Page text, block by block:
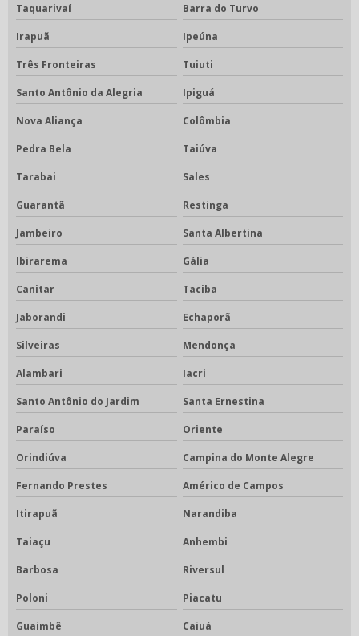
Taquarivaí Barra do Turvo
Irapuã Ipeúna
Três Fronteiras Tuiuti
Santo Antônio da Alegria Ipiguá
Nova Aliança Colômbia
Pedra Bela Taiúva
Tarabai Sales
Guarantã Restinga
Jambeiro Santa Albertina
Ibirarema Gália
Canitar Taciba
Jaborandi Echaporã
Silveiras Mendonça
Alambari Iacri
Santo Antônio do Jardim Santa Ernestina
Paraíso Oriente
Orindiúva Campina do Monte Alegre
Fernando Prestes Américo de Campos
Itirapuã Narandiba
Taiaçu Anhembi
Barbosa Riversul
Poloni Piacatu
Guaimbê Caiuá